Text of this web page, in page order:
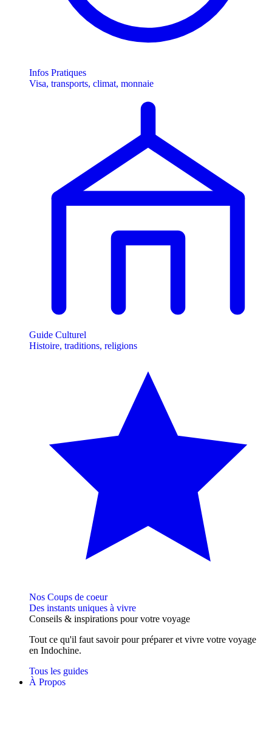
Infos Pratiques
Visa, transports, climat, monnaie
Guide Culturel
Histoire, traditions, religions
Nos Coups de coeur
Des instants uniques à vivre
Conseils & inspirations pour votre voyage
Tout ce qu'il faut savoir pour préparer et vivre votre voyage
en Indochine.
Tous les guides
À Propos